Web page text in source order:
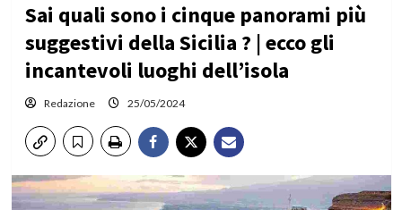
Sai quali sono i cinque panorami più
suggestivi della Sicilia ? | ecco gli
incantevoli luoghi dell’isola
Redazione 25/05/2024